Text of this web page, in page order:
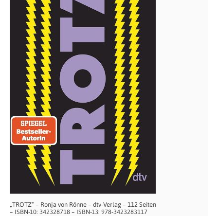
„TROTZ“ – Ronja von Rönne – dtv-Verlag – 112 Seiten
– ISBN-10: 342328718 – ISBN-13: 978-3423283117